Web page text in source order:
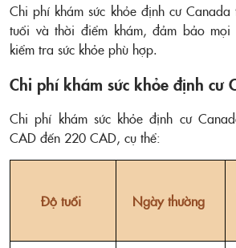
Chi phí khám sức khỏe định cư
tuổi và thời điểm khám, đảm bảo
kiểm tra sức khỏe phù hợp.
Chi phí khám sức khỏe định cư
Chi phí khám sức khỏe định cư
CAD đến 220 CAD, cụ thể:
Độ tuổi Ngày thường